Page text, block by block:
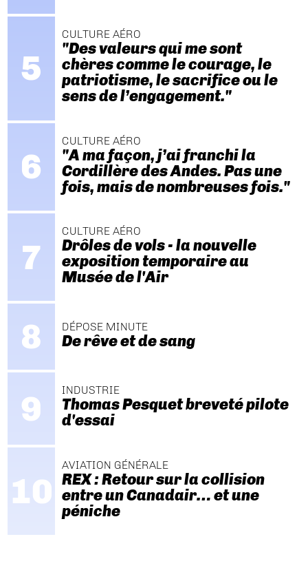
CULTURE AÉRO
"Des valeurs qui me sont
chères comme le courage, le
patriotisme, le sacrifice ou le
sens de l’engagement."
CULTURE AÉRO
"A ma façon, j’ai franchi la
Cordillère des Andes. Pas une
fois, mais de nombreuses fois."
CULTURE AÉRO
Drôles de vols - la nouvelle
exposition temporaire au
Musée de l'Air
DÉPOSE MINUTE
De rêve et de sang
INDUSTRIE
Thomas Pesquet breveté pilote
d'essai
AVIATION GÉNÉRALE
REX : Retour sur la collision
entre un Canadair… et une
péniche